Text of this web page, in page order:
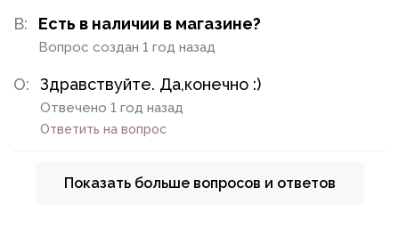
В: Есть в наличии в магазине?
Вопрос создан 1 год назад
О: Здравствуйте. Да,конечно :)
Отвечено 1 год назад
Ответить на вопрос
Показать больше вопросов и ответов